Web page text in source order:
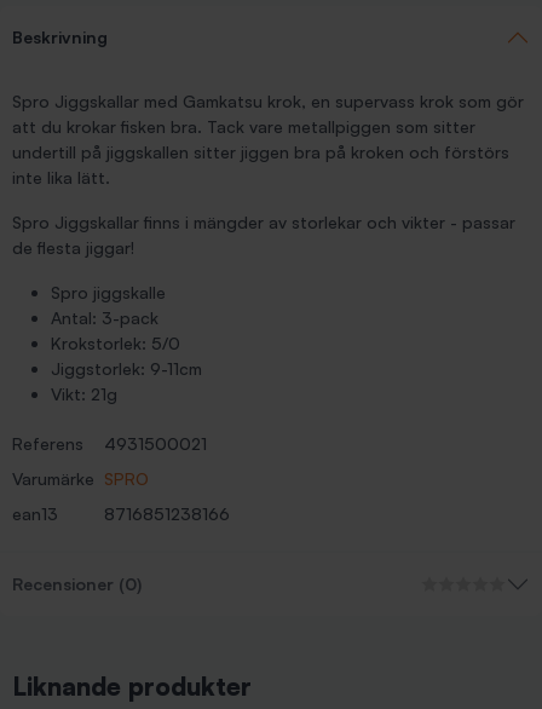
Beskrivning
Spro Jiggskallar med Gamkatsu krok, en supervass krok som gör
att du krokar fisken bra. Tack vare metallpiggen som sitter
undertill på jiggskallen sitter jiggen bra på kroken och förstörs
inte lika lätt.
Spro Jiggskallar finns i mängder av storlekar och vikter - passar
de flesta jiggar!
Spro jiggskalle
Antal: 3-pack
Krokstorlek: 5/0
Jiggstorlek: 9-11cm
Vikt: 21g
Referens
4931500021
Varumärke SPRO
ean13
8716851238166
Recensioner (0)
Liknande produkter